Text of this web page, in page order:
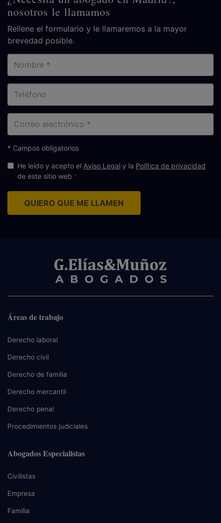
nosotros le llamamos
Rellene el formulario y le llamaremos a la mayor
brevedad posible.
electrónico
* Campos obligatorios
He leído y acepto el Aviso Legal y la Política de privacidad
de este sitio web
QUIERO QUE ME LLAMEN
Áreas de trabajo
Derecho laboral
Derecho civil
Derecho de familia
Derecho mercantil
Derecho penal
Procedimientos judiciales
Abogados Especialistas
Civilistas
Empresa
Familia